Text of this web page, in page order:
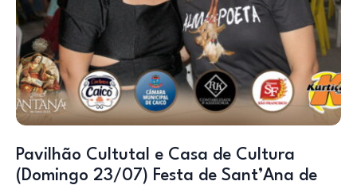
Pavilhão Cultutal e Casa de Cultura
(Domingo 23/07) Festa de Sant’Ana de